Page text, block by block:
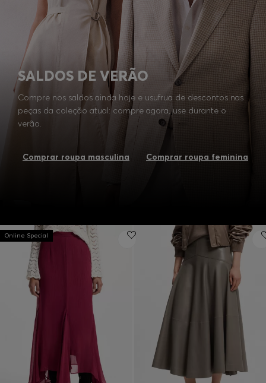
SALDOS DE VERÃO
Compre nos saldos ainda hoje e usufrua de descontos nas
peças da coleção atual: compre agora, use durante o
verão.
Comprar roupa masculina Comprar roupa feminina
Online Special